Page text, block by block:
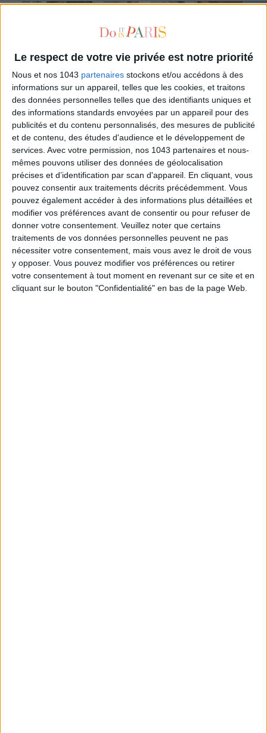
Le respect de votre vie privée est notre priorité
Nous et nos 1043 partenaires stockons et/ou accédons à des
informations sur un appareil, telles que les cookies, et traitons
des données personnelles telles que des identifiants uniques et
des informations standards envoyées par un appareil pour des
publicités et du contenu personnalisés, des mesures de publicité
et de contenu, des études d'audience et le développement de
services. Avec votre permission, nos 1043 partenaires et nous-
mêmes pouvons utiliser des données de géolocalisation
précises et d’identification par scan d'appareil. En cliquant, vous
pouvez consentir aux traitements décrits précédemment. Vous
pouvez également accéder à des informations plus détaillées et
modifier vos préférences avant de consentir ou pour refuser de
donner votre consentement. Veuillez noter que certains
traitements de vos données personnelles peuvent ne pas
nécessiter votre consentement, mais vous avez le droit de vous
y opposer. Vous pouvez modifier vos préférences ou retirer
votre consentement à tout moment en revenant sur ce site et en
cliquant sur le bouton "Confidentialité" en bas de la page Web.
LE NOUVEAU CONCEPT STORE QUI FAIT
TREMBLER LE MARAIS
LA VALLÉE VILLAGE OUVRE AU
ATELIERS D’EXCELLENCE
LA SEMAINE DE DO IT
LES EXPOS À RATTRAPER À TOUT PRIX CET ÉTÉ